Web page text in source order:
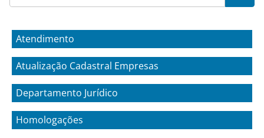
Atendimento
Atualização Cadastral Empresas
Departamento Jurídico
Homologações